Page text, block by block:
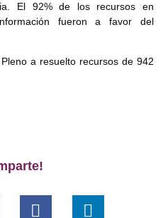
El 92% de los recursos en
fueron a favor del
a resuelto recursos de 942